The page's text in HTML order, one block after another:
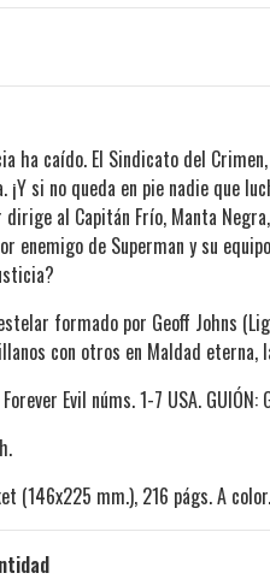
ha caído. El Sindicato del
¡Y si no queda en pie nadie que
dirige al Capitán Frío, Manta
enemigo de Superman y su
formado por Geoff Johns
con otros en Maldad eterna,
Forever Evil núms. 1-7 USA. GUIÓN:
(146x225 mm.), 216 págs. A color.